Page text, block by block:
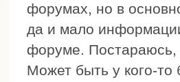
форумах, но в
да и мало
форуме. Постараюсь,
Может быть у кого-то